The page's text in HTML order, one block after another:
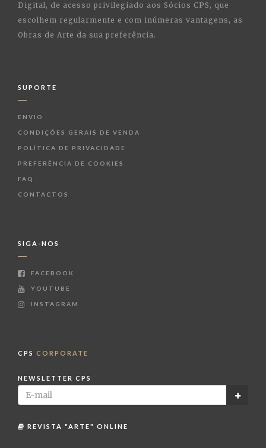
Digital, de acesso privilegiado aos Sócios CPS, que
escolhem regularmente e com inúmeras vantagens, as
Obras de Arte da sua preferência.
SUPORTE
ENVIO
CONDIÇÕES GERAIS DE VENDA
POLÍTICA DE PRIVACIDADE
PREFERÊNCIA DE COOKIES
FAQ
CONTACTOS
SIGA-NOS
FACEBOOK
YOUTUBE
INSTAGRAM
CPS CORPORATE
NEWSLETTER CPS
REVISTA "ARTE" ONLINE